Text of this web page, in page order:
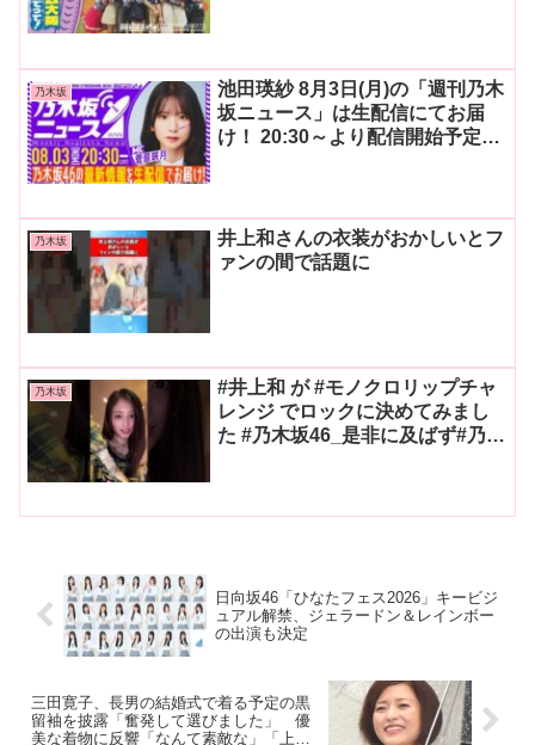
乃木坂
池田瑛紗 8月3日(月)の「週刊乃木
坂ニュース」は生配信にてお届
け！ 20:30～より配信開始予定で
乃木坂
井上和さんの衣装がおかしいとフ
ァンの間で話題に
乃木坂
#井上和 が #モノクロリップチャ
レンジ でロックに決めてみまし
た️ #乃木坂46_是非に及ばず#乃木
日向坂46「ひなたフェス2026」キービジ
ュアル解禁、ジェラードン＆レインボー
の出演も決定
三田寛子、長男の結婚式で着る予定の黒
留袖を披露「奮発して選びました」 優
美な着物に反響「なんて素敵な」「上品